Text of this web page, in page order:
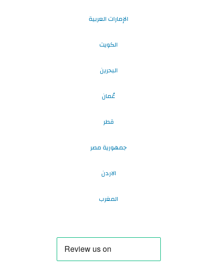
الإمارات العربية
الكويت
البحرين
عُمان
قطر
جمهورية مصر
الاردن
المغرب